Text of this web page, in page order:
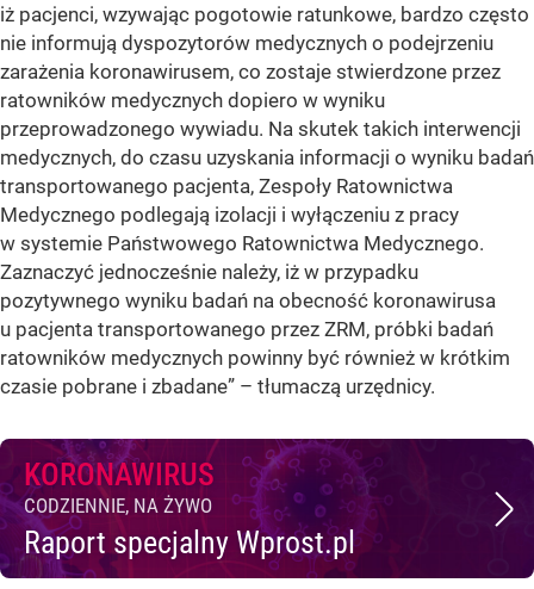
iż pacjenci, wzywając pogotowie ratunkowe, bardzo często
nie informują dyspozytorów medycznych o podejrzeniu
zarażenia koronawirusem, co zostaje stwierdzone przez
ratowników medycznych dopiero w wyniku
przeprowadzonego wywiadu. Na skutek takich interwencji
medycznych, do czasu uzyskania informacji o wyniku badań
transportowanego pacjenta, Zespoły Ratownictwa
Medycznego podlegają izolacji i wyłączeniu z pracy
w systemie Państwowego Ratownictwa Medycznego.
Zaznaczyć jednocześnie należy, iż w przypadku
pozytywnego wyniku badań na obecność koronawirusa
u pacjenta transportowanego przez ZRM, próbki badań
ratowników medycznych powinny być również w krótkim
czasie pobrane i zbadane” – tłumaczą urzędnicy.
KORONAWIRUS
CODZIENNIE, NA ŻYWO
Raport specjalny Wprost.pl